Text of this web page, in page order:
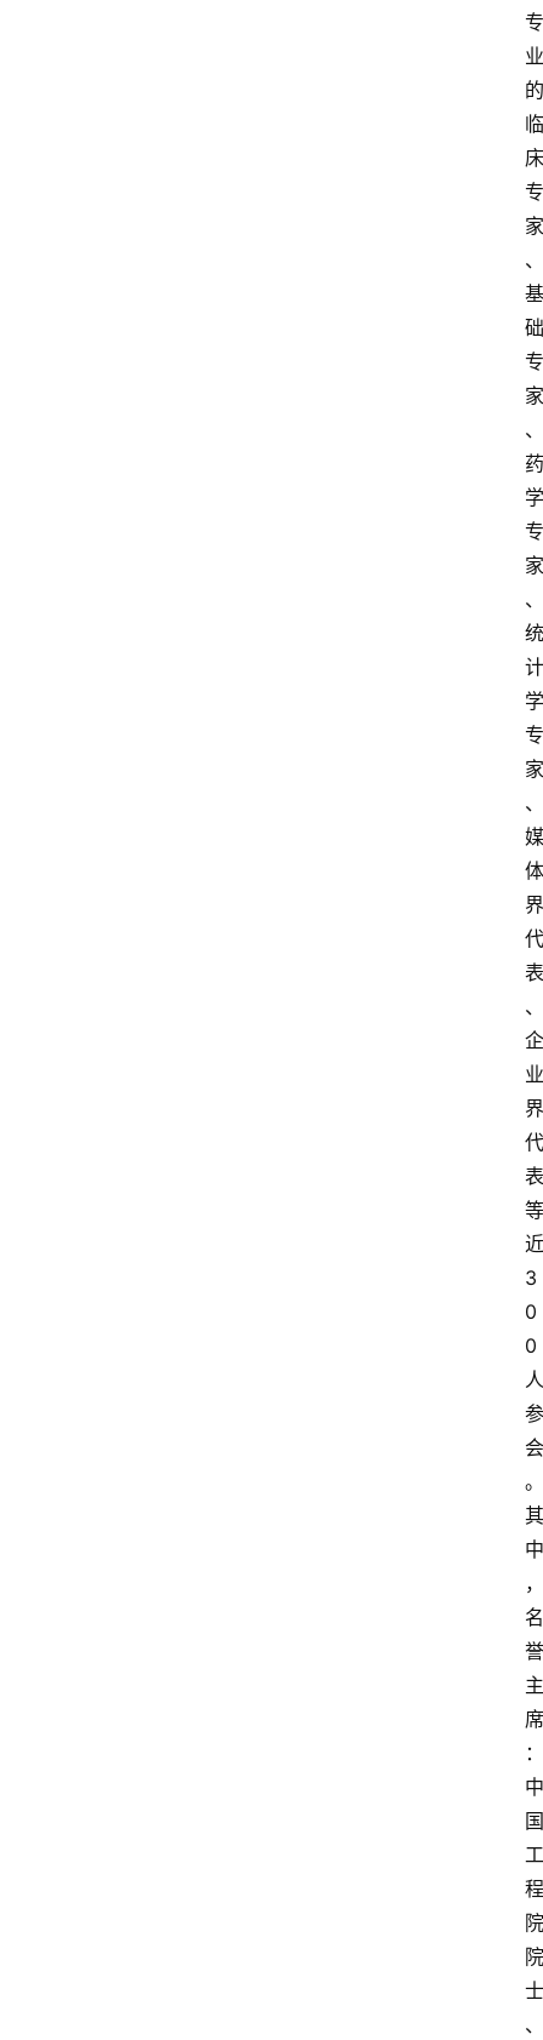
专
业
的
临
床
专
家
、
基
础
专
家
、
药
学
专
家
、
统
计
学
专
家
、
媒
体
界
代
表
、
企
业
界
代
表
等
近
3
0
0
人
参
会
。
其
中
，
名
誉
主
席
：
中
国
工
程
院
院
士
、